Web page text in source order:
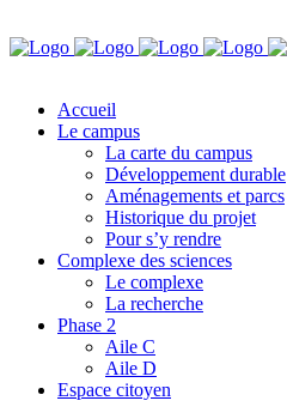
Accueil
Le campus
La carte du campus
Développement durable
Aménagements et parcs
Historique du projet
Pour s’y rendre
Complexe des sciences
Le complexe
La recherche
Phase 2
Aile C
Aile D
Espace citoyen